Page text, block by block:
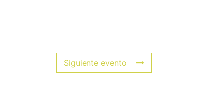
Siguiente evento